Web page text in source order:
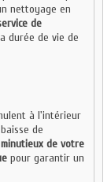
nettoyage en
de
durée de vie de
à l'intérieur
de
de votre
pour garantir un